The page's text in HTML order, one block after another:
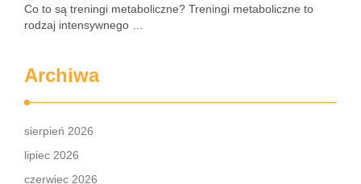
Co to są treningi metaboliczne? Treningi metaboliczne to
rodzaj intensywnego …
Archiwa
sierpień 2026
lipiec 2026
czerwiec 2026